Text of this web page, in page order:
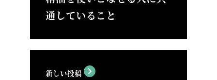
通していること
新しい投稿